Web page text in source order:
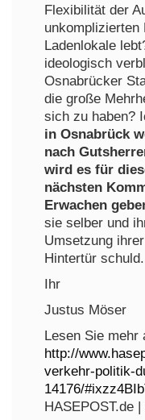
Flexibilität der
Ladenlokale
ideologisch
Osnabrücker
die große
sich zu haben?
in Osnabrück
nach
wird es für
nächsten
Erwachen
sie selber und
Umsetzung
Hintertür
Ihr
Justus Möser
Lesen Sie mehr
http://
verkehr-politik-
14176/
HASEPOST.de